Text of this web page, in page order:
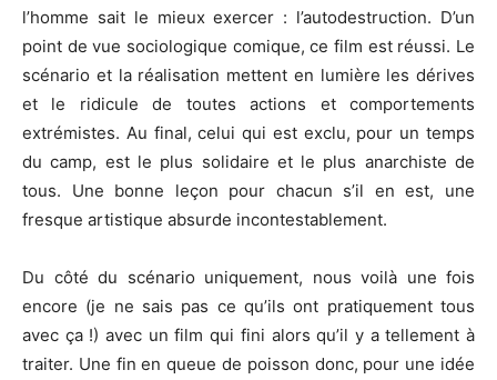
l’homme sait le mieux exercer : l’autodestruction. D’un
point de vue sociologique comique, ce film est réussi. Le
scénario et la réalisation mettent en lumière les dérives
et le ridicule de toutes actions et comportements
extrémistes. Au final, celui qui est exclu, pour un temps
du camp, est le plus solidaire et le plus anarchiste de
tous. Une bonne leçon pour chacun s’il en est, une
fresque artistique absurde incontestablement.
Du côté du scénario uniquement, nous voilà une fois
encore (je ne sais pas ce qu’ils ont pratiquement tous
avec ça !) avec un film qui fini alors qu’il y a tellement à
traiter. Une fin en queue de poisson donc, pour une idée